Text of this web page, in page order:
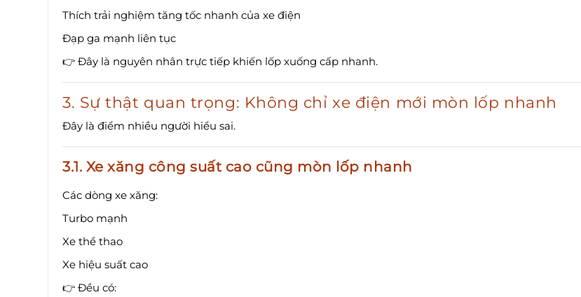
Thích trải nghiệm tăng tốc nhanh của xe điện
Đạp ga mạnh liên tục
👉 Đây là nguyên nhân trực tiếp khiến lốp xuống cấp nhanh.
3. Sự thật quan trọng: Không chỉ xe điện mới mòn lốp nhanh
Đây là điểm nhiều người hiểu sai.
3.1. Xe xăng công suất cao cũng mòn lốp nhanh
Các dòng xe xăng:
Turbo mạnh
Xe thể thao
Xe hiệu suất cao
👉 Đều có: